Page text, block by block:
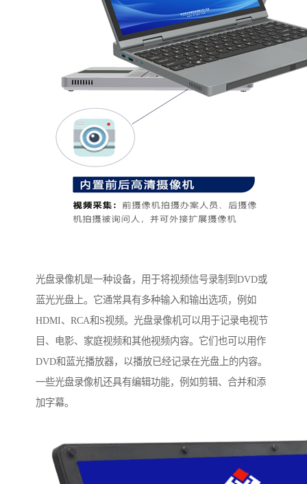
光盘录像机是一种设备，用于将视频信号录制到DVD或
蓝光光盘上。它通常具有多种输入和输出选项，例如
HDMI、RCA和S视频。光盘录像机可以用于记录电视节
目、电影、家庭视频和其他视频内容。它们也可以用作
DVD和蓝光播放器，以播放已经记录在光盘上的内容。
一些光盘录像机还具有编辑功能，例如剪辑、合并和添
加字幕。